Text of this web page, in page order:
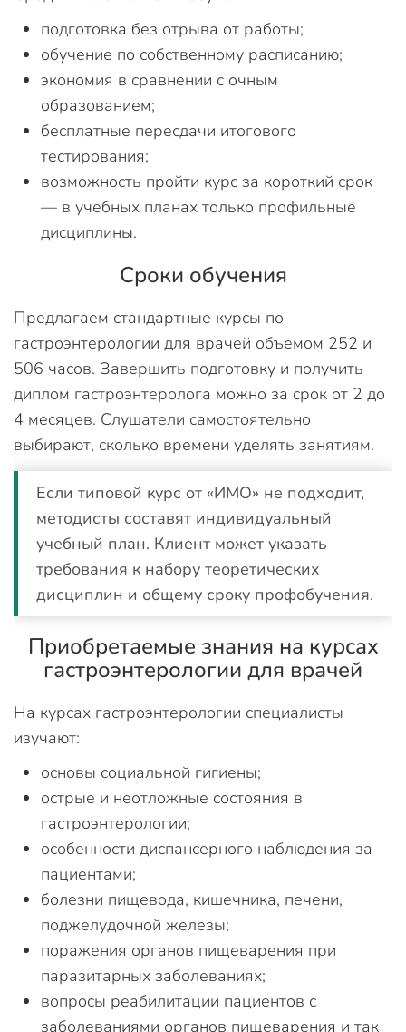
подготовка без отрыва от работы;
обучение по собственному расписанию;
экономия в сравнении с очным
образованием;
бесплатные пересдачи итогового
тестирования;
возможность пройти курс за короткий срок
— в учебных планах только профильные
дисциплины.
Сроки обучения
Предлагаем стандартные курсы по
гастроэнтерологии для врачей объемом 252 и
506 часов. Завершить подготовку и получить
диплом гастроэнтеролога можно за срок от 2 до
4 месяцев. Слушатели самостоятельно
выбирают, сколько времени уделять занятиям.
Если типовой курс от «ИМО» не подходит,
методисты составят индивидуальный
учебный план. Клиент может указать
требования к набору теоретических
дисциплин и общему сроку профобучения.
Приобретаемые знания на курсах
гастроэнтерологии для врачей
На курсах гастроэнтерологии специалисты
изучают:
основы социальной гигиены;
острые и неотложные состояния в
гастроэнтерологии;
особенности диспансерного наблюдения за
пациентами;
болезни пищевода, кишечника, печени,
поджелудочной железы;
поражения органов пищеварения при
паразитарных заболеваниях;
вопросы реабилитации пациентов с
заболеваниями органов пищеварения и так